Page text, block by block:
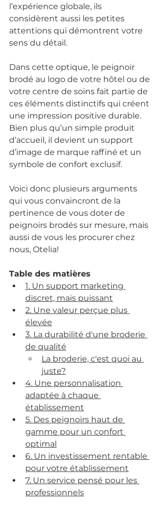
l’expérience globale, ils
considèrent aussi les petites
attentions qui démontrent votre
sens du détail.
Dans cette optique, le peignoir
brodé au logo de votre hôtel ou de
votre centre de soins fait partie de
ces éléments distinctifs qui créent
une impression positive durable.
Bien plus qu’un simple produit
d’accueil, il devient un support
d’image de marque raffiné et un
symbole de confort exclusif.
Voici donc plusieurs arguments
qui vous convaincront de la
pertinence de vous doter de
peignoirs brodés sur mesure, mais
aussi de vous les procurer chez
nous, Otelia!
Table des matières
1. Un support marketing
discret, mais puissant
2. Une valeur perçue plus
élevée
3. La durabilité d'une broderie
de qualité
La broderie, c'est quoi au
juste?
4. Une personnalisation
adaptée à chaque
établissement
5. Des peignoirs haut de
gamme pour un confort
optimal
6. Un investissement rentable
pour votre établissement
7. Un service pensé pour les
professionnels